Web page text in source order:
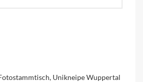
Unikneipe Wuppertal